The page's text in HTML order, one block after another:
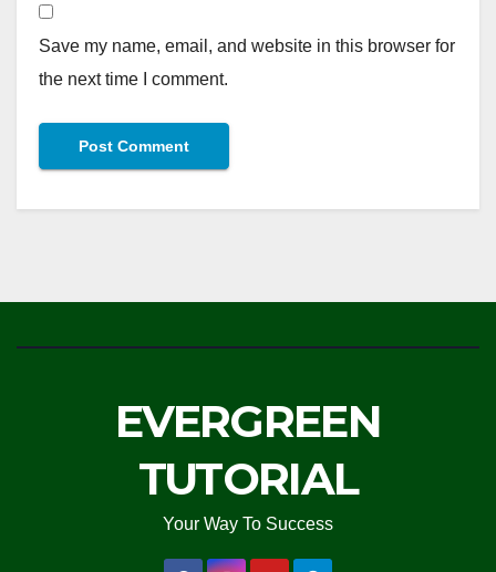
Save my name, email, and website in this browser for
the next time I comment.
EVERGREEN
TUTORIAL
Your Way To Success